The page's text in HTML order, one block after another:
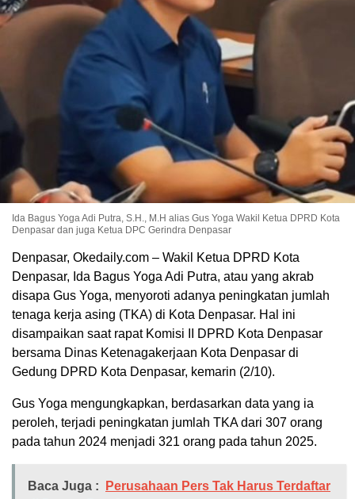
Ida Bagus Yoga Adi Putra, S.H., M.H alias Gus Yoga Wakil Ketua DPRD Kota
Denpasar dan juga Ketua DPC Gerindra Denpasar
Denpasar, Okedaily.com – Wakil Ketua DPRD Kota
Denpasar, Ida Bagus Yoga Adi Putra, atau yang akrab
disapa Gus Yoga, menyoroti adanya peningkatan jumlah
tenaga kerja asing (TKA) di Kota Denpasar. Hal ini
disampaikan saat rapat Komisi II DPRD Kota Denpasar
bersama Dinas Ketenagakerjaan Kota Denpasar di
Gedung DPRD Kota Denpasar, kemarin (2/10).
Gus Yoga mengungkapkan, berdasarkan data yang ia
peroleh, terjadi peningkatan jumlah TKA dari 307 orang
pada tahun 2024 menjadi 321 orang pada tahun 2025.
Baca Juga :
Perusahaan Pers Tak Harus Terdaftar